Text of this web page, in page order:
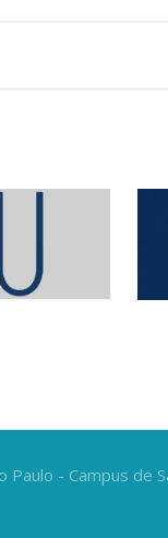
Paulo - Campus de